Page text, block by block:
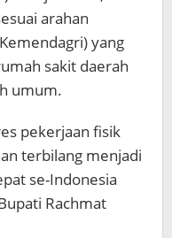
arahan
yang
sakit daerah
umum.
pekerjaan fisik
terbilang menjadi
se-Indonesia
Rachmat